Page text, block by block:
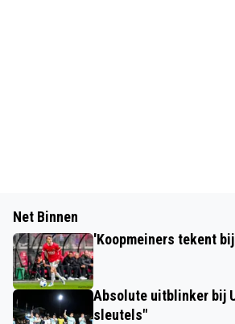
Net Binnen
'Koopmeiners tekent
Absolute uitblinker bij
sleutels"